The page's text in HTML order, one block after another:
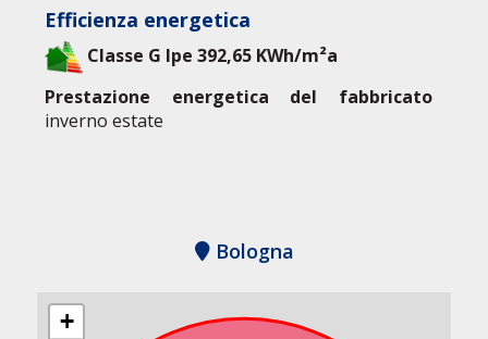
Efficienza energetica
Classe G Ipe 392,65 KWh/m²a
Prestazione energetica del fabbricato
inverno estate
Bologna